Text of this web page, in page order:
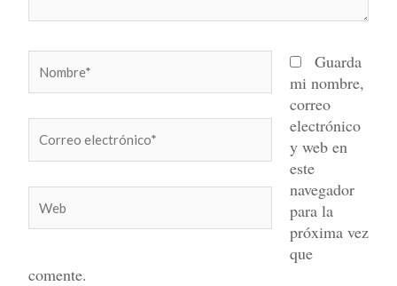
electrónico*
Guarda
mi nombre,
correo
electrónico
y web en
este
navegador
para la
próxima vez
que
comente.